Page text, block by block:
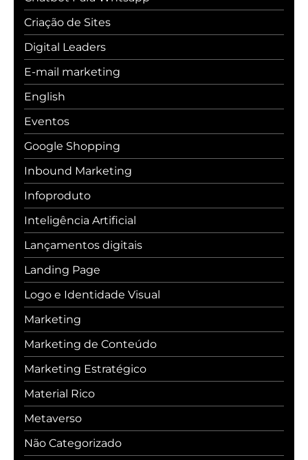
Criação de Sites
Digital Leaders
E-mail marketing
English
Eventos
Google Shopping
Inbound Marketing
Infoproduto
Inteligência Artificial
Lançamentos digitais
Landing Page
Logo e Identidade Visual
Marketing
Marketing de Conteúdo
Marketing Estratégico
Material Rico
Metaverso
Não Categorizado